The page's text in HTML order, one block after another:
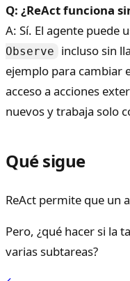
Q: ¿ReAct funciona
A: Sí. El agente puede
Observe
incluso sin
ejemplo para cambiar
acceso a acciones
nuevos y trabaja solo
Qué sigue
ReAct permite que un
Pero, ¿qué hacer si la
varias subtareas?